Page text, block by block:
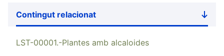
Contingut relacionat
Sort
LST-00001.-Plantes amb alcaloides